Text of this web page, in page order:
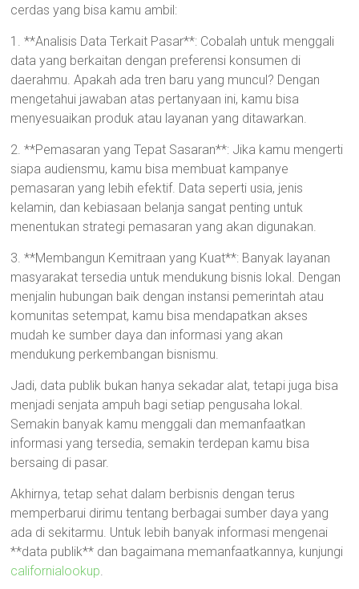
cerdas yang bisa kamu ambil:
1. **Analisis Data Terkait Pasar**: Cobalah untuk menggali
data yang berkaitan dengan preferensi konsumen di
daerahmu. Apakah ada tren baru yang muncul? Dengan
mengetahui jawaban atas pertanyaan ini, kamu bisa
menyesuaikan produk atau layanan yang ditawarkan.
2. **Pemasaran yang Tepat Sasaran**: Jika kamu mengerti
siapa audiensmu, kamu bisa membuat kampanye
pemasaran yang lebih efektif. Data seperti usia, jenis
kelamin, dan kebiasaan belanja sangat penting untuk
menentukan strategi pemasaran yang akan digunakan.
3. **Membangun Kemitraan yang Kuat**: Banyak layanan
masyarakat tersedia untuk mendukung bisnis lokal. Dengan
menjalin hubungan baik dengan instansi pemerintah atau
komunitas setempat, kamu bisa mendapatkan akses
mudah ke sumber daya dan informasi yang akan
mendukung perkembangan bisnismu.
Jadi, data publik bukan hanya sekadar alat, tetapi juga bisa
menjadi senjata ampuh bagi setiap pengusaha lokal.
Semakin banyak kamu menggali dan memanfaatkan
informasi yang tersedia, semakin terdepan kamu bisa
bersaing di pasar.
Akhirnya, tetap sehat dalam berbisnis dengan terus
memperbarui dirimu tentang berbagai sumber daya yang
ada di sekitarmu. Untuk lebih banyak informasi mengenai
**data publik** dan bagaimana memanfaatkannya, kunjungi
californialookup.